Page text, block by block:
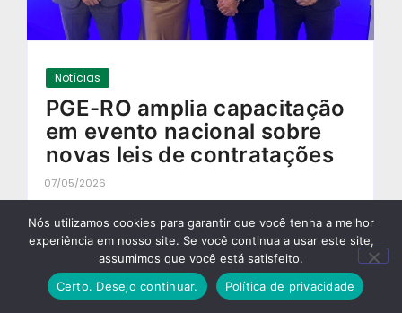
Notícias
PGE-RO amplia capacitação
em evento nacional sobre
novas leis de contratações
07/05/2026
Nós utilizamos cookies para garantir que você tenha a melhor
experiência em nosso site. Se você continua a usar este site,
assumimos que você está satisfeito.
Certo. Desejo continuar.
Política de privacidade